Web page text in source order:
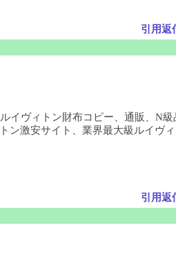
引用返
ヴィトン財布コピー、通販、N
ン激安サイト、業界最大級ルイヴ
引用返